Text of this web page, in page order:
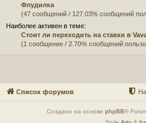
Флудилка
(47 сообщений / 127.03% сообщений
Наиболее активен в теме:
Стоит ли переходить на ставки в
(1 сообщение / 2.70% сообщений
Список форумов
Создано на основе phpBB®